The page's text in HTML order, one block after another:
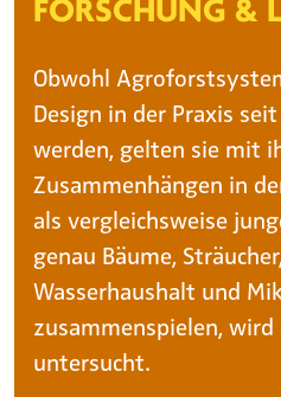
FORSCHUNG &
Obwohl
Design in der Praxis
werden, gelten sie mit
Zusammenhängen in
als vergleichsweise
genau Bäume,
Wasserhaushalt und
zusammenspielen,
untersucht.